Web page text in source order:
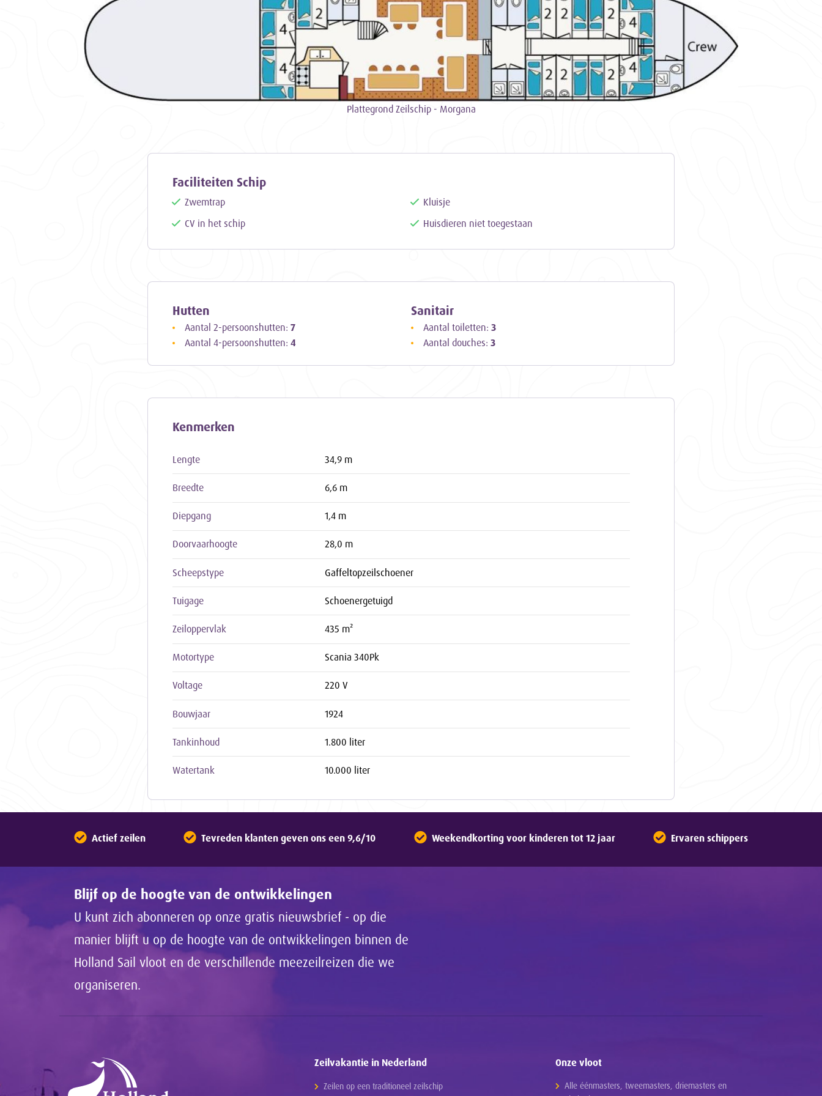
Plattegrond Zeilschip - Morgana
Faciliteiten Schip
Zwemtrap
CV in het schip
Kluisje
Huisdieren niet toegestaan
Hutten
Aantal 2-persoonshutten: 7
Aantal 4-persoonshutten: 4
Sanitair
Aantal toiletten: 3
Aantal douches: 3
Kenmerken
Lengte 34,9 m
Breedte 6,6 m
Diepgang 1,4 m
Doorvaarhoogte 28,0 m
Scheepstype Gaffeltopzeilschoener
Tuigage Schoenergetuigd
Zeiloppervlak 435 m²
Motortype Scania 340Pk
Voltage 220 V
Bouwjaar 1924
Tankinhoud 1.800 liter
Watertank 10.000 liter
Actief zeilen Tevreden klanten geven ons een 9,6/10 Weekendkorting voor kinderen tot 12 jaar Ervaren schippers
Blijf op de hoogte van de ontwikkelingen
U kunt zich abonneren op onze gratis nieuwsbrief - op die
manier blijft u op de hoogte van de ontwikkelingen binnen de
Holland Sail vloot en de verschillende meezeilreizen die we
organiseren.
Zeilvakantie in Nederland
Zeilen op een traditioneel zeilschip
Onze vloot
Alle éénmasters, tweemasters, driemasters en